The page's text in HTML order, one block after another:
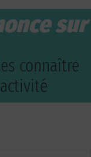
sur
connaître